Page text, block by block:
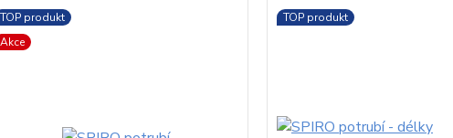
TOP produkt
Akce
TOP produkt